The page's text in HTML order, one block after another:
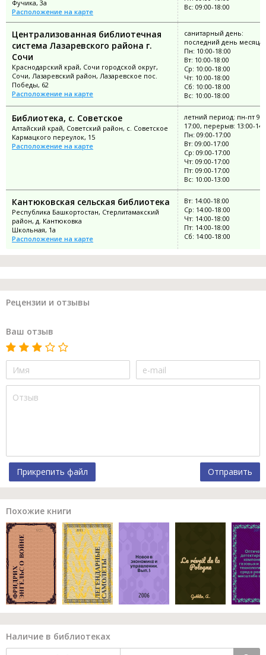
Фучика, 3а
Расположение на карте
Вс: 09:00-18:00
Централизованная библиотечная
система Лазаревского района г.
Сочи
Краснодарский край, Сочи городской округ,
Сочи, Лазаревский район, Лазаревское пос.
Победы, 62
Расположение на карте
санитарный день:
последний день месяца
Пн: 10:00-18:00
Вт: 10:00-18:00
Ср: 10:00-18:00
Чт: 10:00-18:00
Сб: 10:00-18:00
Вс: 10:00-18:00
Библиотека, с. Советское
Алтайский край, Советский район, с. Советское
Кармацкого переулок, 15
Расположение на карте
летний период: пн-пт
17:00, перерыв: 13:00-
Пн: 09:00-17:00
Вт: 09:00-17:00
Ср: 09:00-17:00
Чт: 09:00-17:00
Пт: 09:00-17:00
Вс: 10:00-13:00
Кантюковская сельская библиотека
Республика Башкортостан, Стерлитамакский
район, д. Кантюковка
Школьная, 1а
Расположение на карте
Вт: 14:00-18:00
Ср: 14:00-18:00
Чт: 14:00-18:00
Пт: 14:00-18:00
Сб: 14:00-18:00
Рецензии и отзывы
Ваш отзыв
Прикрепить файл Отправить
Похожие книги
Наличие в библиотеках